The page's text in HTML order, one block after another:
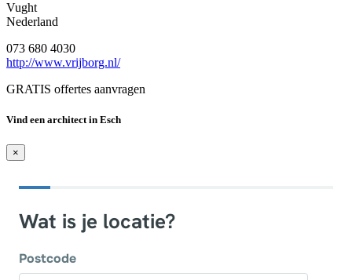
Vught
Nederland
073 680 4030
http://www.vrijborg.nl/
GRATIS offertes aanvragen
Vind een architect in Esch
×